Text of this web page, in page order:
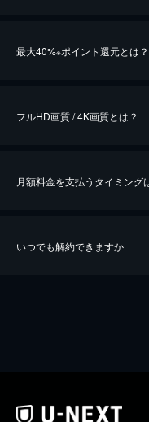
最大40%※ポイント還元とは？
※40％ポイント還元の対象は、ク
フルHD画質 / 4K画質とは？
月額料金を支払うタイミング
いつでも解約できますか